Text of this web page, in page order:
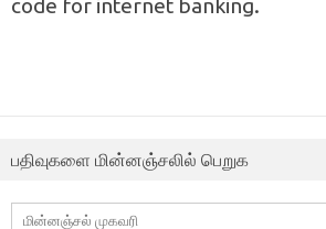
code for internet banking.
பதிவுகளை மின்னஞ்சலில் பெறுக
மின்னஞ்சல்